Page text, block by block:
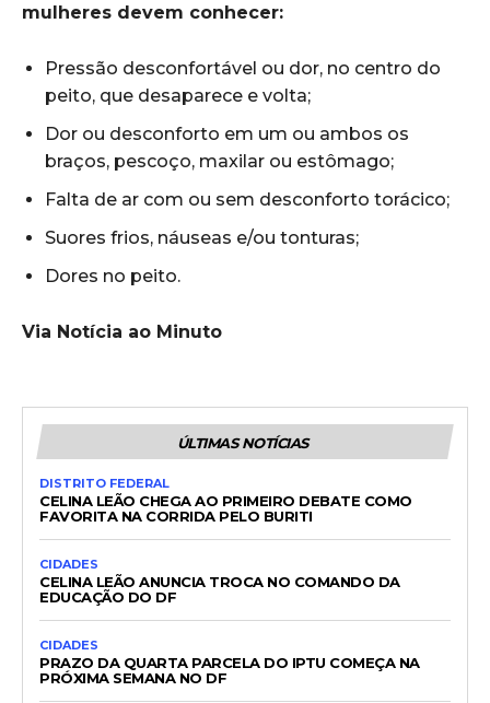
mulheres devem conhecer:
Pressão desconfortável ou dor, no centro do
peito, que desaparece e volta;
Dor ou desconforto em um ou ambos os
braços, pescoço, maxilar ou estômago;
Falta de ar com ou sem desconforto torácico;
Suores frios, náuseas e/ou tonturas;
Dores no peito.
Via Notícia ao Minuto
ÚLTIMAS NOTÍCIAS
DISTRITO FEDERAL
CELINA LEÃO CHEGA AO PRIMEIRO DEBATE COMO
FAVORITA NA CORRIDA PELO BURITI
CIDADES
CELINA LEÃO ANUNCIA TROCA NO COMANDO DA
EDUCAÇÃO DO DF
CIDADES
PRAZO DA QUARTA PARCELA DO IPTU COMEÇA NA
PRÓXIMA SEMANA NO DF